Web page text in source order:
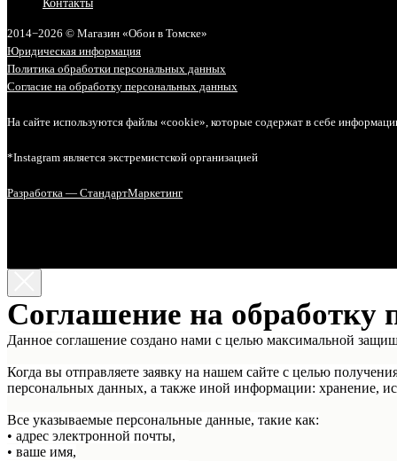
Контакты
2014−2026 © Магазин «Обои в Томске»
Юридическая информация
Политика обработки персональных данных
Согласие на обработку персональных данных
На сайте используются файлы «cookie», которые содержат в себе
*Instagram является экстремистской организацией
Разработка — СтандартМаркетинг
Соглашение на обработку
Данное соглашение создано нами с целью максимальной
Когда вы отправляете заявку на нашем сайте с целью
персональных данных, а также иной информации: хранение,
Все указываемые персональные данные, такие как:
• адрес электронной почты,
• ваше имя,